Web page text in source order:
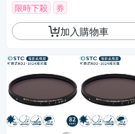
限時下殺
券
加入購物車